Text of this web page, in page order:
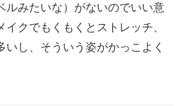
ルみたいな）がないのでいい意
クでもくもくとストレッチ、
し、そういう姿がかっこよく